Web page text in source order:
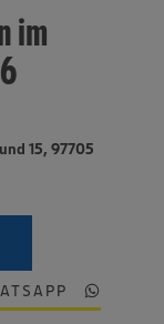
im
15, 97705